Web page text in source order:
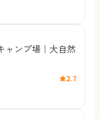
ャンプ場｜大自然
2.7